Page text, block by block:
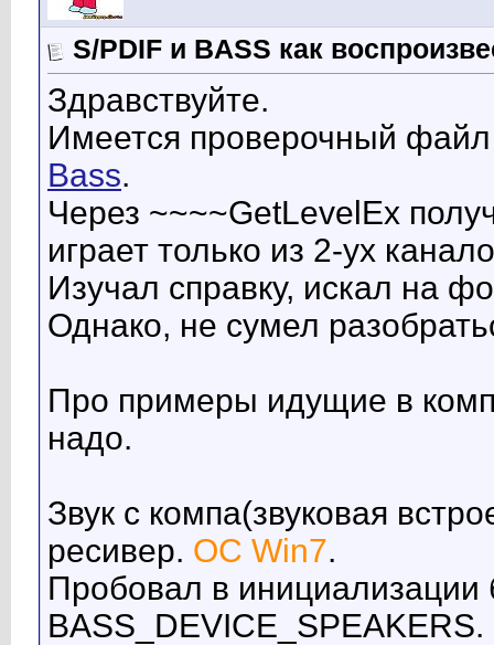
S/PDIF и BASS как
Здравствуйте.
Имеется проверочный
Bass.
Через ~~~~GetLevelEx
играет только из 2-ух
Изучал справку, искал на
Однако, не сумел
Про примеры идущие в
надо.
Звук с компа(звуковая
ресивер. ОС Win7.
Пробовал в инициализации
BASS_DEVICE_SPEAKERS.